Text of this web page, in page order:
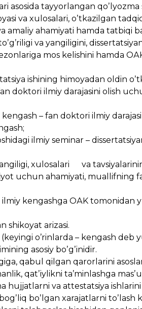
asosida tayyorlangan qoʼlyozma
va xulosalari, oʼtkazilgan
amaliy ahamiyati hamda tatbiqi
va yangiligini,
mos kelishini hamda
ishining himoyadan oldin
doktori ilmiy darajasini olish
– fan doktori ilmiy
ilmiy seminar –
xulosalari va
uchun ahamiyati, muallifning
kengashga OАK tomonidan
shikoyat arizasi.
oʼrinlarda – kengash deb
asosiy boʼgʼinidir.
qabul qilgan qarorlarini
qatʼiylikni taʼminlashga
hujjatlarni va attestatsiya
boʼlgan xarajatlarni toʼlash